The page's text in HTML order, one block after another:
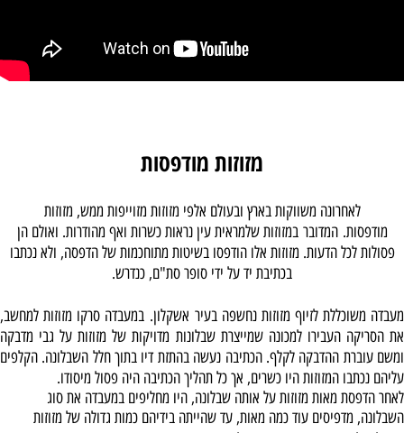
מזוזות מודפסות
לאחרונה משווקות בארץ ובעולם אלפי מזוזות מזוייפות ממש, מזוזות
מודפסות. המדובר במזוזות שלמראית עין נראות כשרות ואף מהודרות. ואולם הן
פסולות לכל הדעות. מזוזות אלו הודפסו בשיטות מתוחכמות של הדפסה, ולא נכתבו
בכתיבת יד על ידי סופר סת"ם, כנדרש.
מעבדה משוכללת לזיוף מזוזות נחשפה בעיר אשקלון. במעבדה סרקו מזוזות למחשב,
את הסריקה העבירו למכונה שמייצרת שבלונות מדויקות של מזוזות על גבי מדבקה
ומשם עוברת ההדבקה לקלף. הכתיבה נעשה בהתזת דיו בתוך חלל השבלונה. הקלפים
עליהם נכתבו המזוזות היו כשרים, אך כל תהליך הכתיבה היה פסול מיסודו.
לאחר הדפסת מאות מזוזות על אותה שבלונה, היו מחליפים במעבדה את סוג
השבלונה, מדפיסים עוד כמה מאות, עד שהייתה בידיהם כמות גדולה של מזוזות